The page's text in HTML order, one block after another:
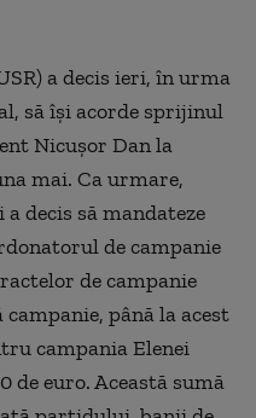
a decis ieri, în urma
să îşi acorde sprijinul
Nicuşor Dan la
mai. Ca urmare,
decis să mandateze
de campanie
de campanie
până la acest
campania Elenei
de euro. Această sumă